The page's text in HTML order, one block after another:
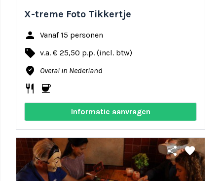
X-treme Foto Tikkertje
person Vanaf 15 personen
local_offer v.a. € 25,50 p.p. (incl. btw)
where_to_vote Overal in Nederland
restaurant coffee
Informatie aanvragen
share favorite